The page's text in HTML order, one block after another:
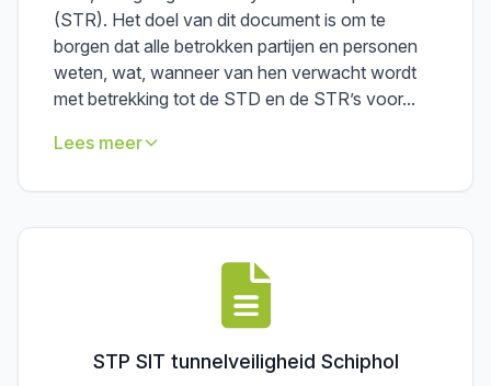
(STR). Het doel van dit document is om te
borgen dat alle betrokken partijen en personen
weten, wat, wanneer van hen verwacht wordt
met betrekking tot de STD en de STR’s voor...
Lees meer
STP SIT tunnelveiligheid Schiphol